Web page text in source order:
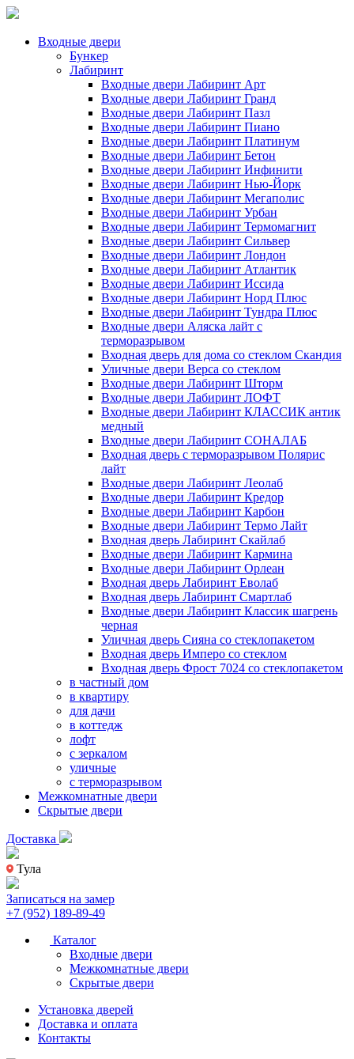
Входные двери
Бункер
Лабиринт
Входные двери Лабиринт Арт
Входные двери Лабиринт Гранд
Входные двери Лабиринт Пазл
Входные двери Лабиринт Пиано
Входные двери Лабиринт Платинум
Входные двери Лабиринт Бетон
Входные двери Лабиринт Инфинити
Входные двери Лабиринт Нью-Йорк
Входные двери Лабиринт Мегаполис
Входные двери Лабиринт Урбан
Входные двери Лабиринт Термомагнит
Входные двери Лабиринт Сильвер
Входные двери Лабиринт Лондон
Входные двери Лабиринт Атлантик
Входные двери Лабиринт Иссида
Входные двери Лабиринт Норд Плюс
Входные двери Лабиринт Тундра Плюс
Входные двери Аляска лайт с
терморазрывом
Входная дверь для дома со стеклом Скандия
Уличные двери Верса со стеклом
Входные двери Лабиринт Шторм
Входные двери Лабиринт ЛОФТ
Входные двери Лабиринт КЛАССИК антик
медный
Входные двери Лабиринт СОНАЛАБ
Входная дверь с терморазрывом Полярис
лайт
Входные двери Лабиринт Леолаб
Входные двери Лабиринт Кредор
Входные двери Лабиринт Карбон
Входные двери Лабиринт Термо Лайт
Входная дверь Лабиринт Скайлаб
Входные двери Лабиринт Кармина
Входные двери Лабиринт Орлеан
Входная дверь Лабиринт Еволаб
Входная дверь Лабиринт Смартлаб
Входные двери Лабиринт Классик шагрень
черная
Уличная дверь Сияна со стеклопакетом
Входная дверь Имперо со стеклом
Входная дверь Фрост 7024 со стеклопакетом
в частный дом
в квартиру
для дачи
в коттедж
лофт
с зеркалом
уличные
с терморазрывом
Межкомнатные двери
Скрытые двери
Доставка
Тула
Записаться на замер
+7 (952) 189-89-49
Каталог
Входные двери
Межкомнатные двери
Скрытые двери
Установка дверей
Доставка и оплата
Контакты